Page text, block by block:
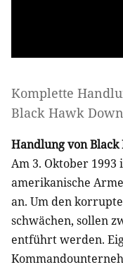
Komplette
Black Hawk Down
Handlung von
Am 3. Oktober
amerikanische
an. Um den
schwächen, sollen
entführt werden.